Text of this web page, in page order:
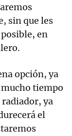
sin que les
en
opción, ya
tiempo
radiador, ya
el